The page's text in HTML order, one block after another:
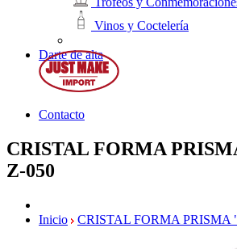
Vinos y Coctelería
Darte de alta
Contacto
CRISTAL FORMA
Z-050
Inicio CRISTAL FORMA